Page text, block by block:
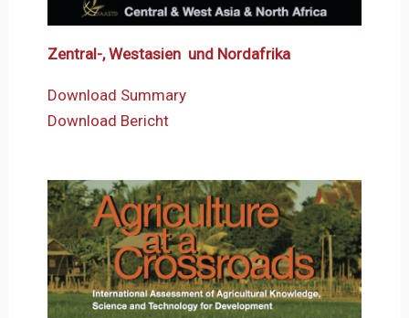
Zentral-, Westasien und Nordafrika
Download Summary
Download Bericht